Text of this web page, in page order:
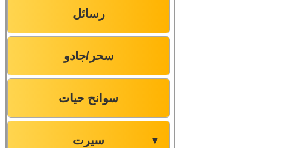
رسائل
سحر/جادو
سوانح حیات
سیرت ▼